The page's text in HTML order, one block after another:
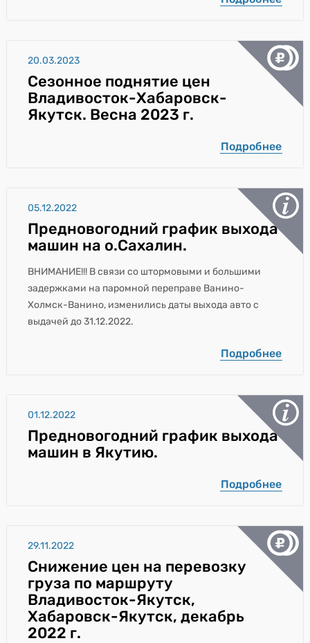
20.03.2023
Сезонное поднятие цен
Владивосток-Хабаровск-
Якутск. Весна 2023 г.
Подробнее
05.12.2022
Предновогодний график выхода
машин на о.Сахалин.
ВНИМАНИЕ!!! В связи со штормовыми и большими
задержками на паромной переправе Ванино-
Холмск-Ванино, изменились даты выхода авто с
выдачей до 31.12.2022.
Подробнее
01.12.2022
Предновогодний график выхода
машин в Якутию.
Подробнее
29.11.2022
Снижение цен на перевозку
груза по маршруту
Владивосток-Якутск,
Хабаровск-Якутск, декабрь
2022 г.